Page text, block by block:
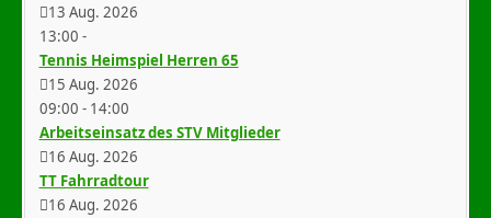
13 Aug. 2026
13:00 -
Tennis Heimspiel Herren 65
15 Aug. 2026
09:00 - 14:00
Arbeitseinsatz des STV Mitglieder
16 Aug. 2026
TT Fahrradtour
16 Aug. 2026